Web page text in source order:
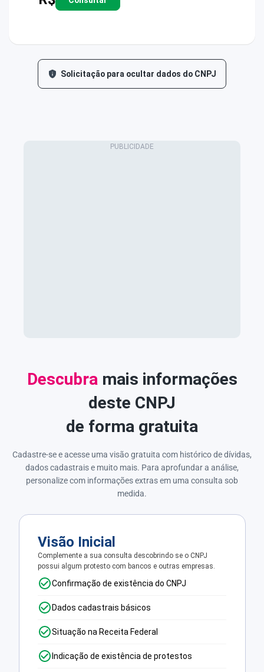
Solicitação para ocultar dados do CNPJ
Descubramais informações
deste CNPJ
de forma gratuita
Cadastre-se e acesse uma visão gratuita com histórico de dívidas,
dados cadastrais e muito mais. Para aprofundar a análise,
personalize com informações extras em uma consulta sob
medida.
Visão Inicial
Complemente a sua consulta descobrindo se o CNPJ
possui algum protesto com bancos e outras empresas.
Confirmação de existência do CNPJ
Dados cadastrais básicos
Situação na Receita Federal
Indicação de existência de protestos